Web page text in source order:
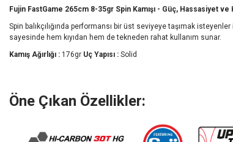
Fujin FastGame 265cm 8-35gr Spin Kamışı - Güç, Hassasiyet
Spin balıkçılığında performansı bir üst seviyeye taşımak
sayesinde hem kıyıdan hem de tekneden rahat kullanım sunar.
Kamış Ağırlığı : 176gr Uç Yapısı : Solid
Öne Çıkan Özellikler: